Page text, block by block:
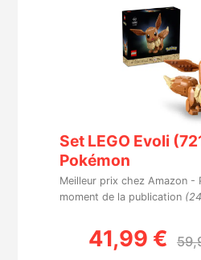
Set LEGO Evoli
Pokémon
Meilleur prix chez Amazon -
moment de la publication
41,99 €